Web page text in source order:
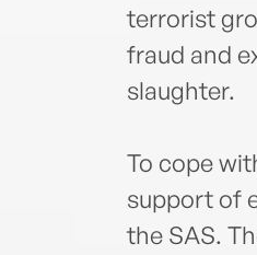
terrorist
fraud and
slaughter.
To cope
support of
the SAS.